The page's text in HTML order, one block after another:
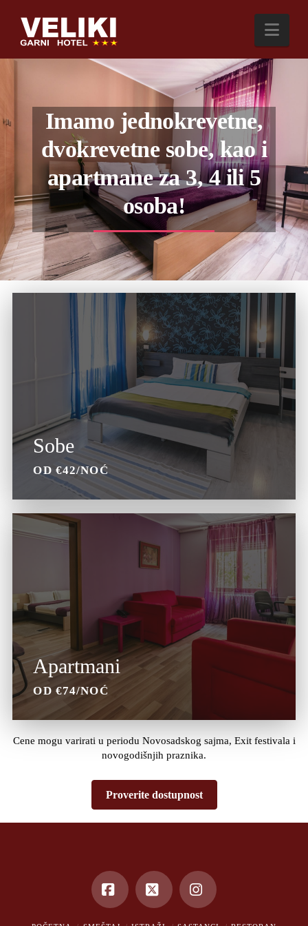
Imamo jednokrevetne,
dvokrevetne sobe, kao i
apartmane za 3, 4 ili 5
osoba!
Sobe
OD €42/NOĆ
Apartmani
OD €74/NOĆ
Cene mogu varirati u periodu Novosadskog sajma, Exit festivala i
novogodišnjih praznika.
Proverite dostupnost